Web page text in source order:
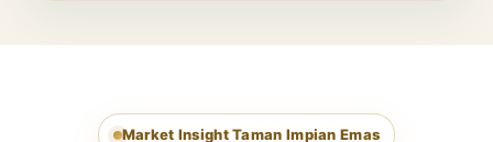
Market Insight Taman Impian Emas